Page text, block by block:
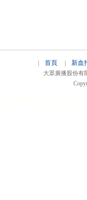
首頁 新血
大眾廣播股份有